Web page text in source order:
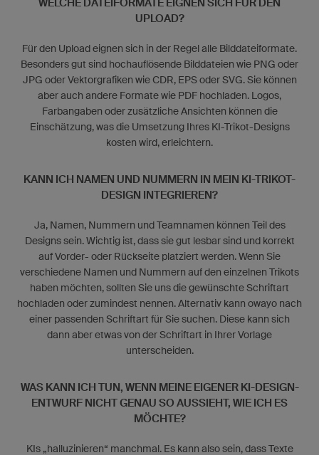
UPLOAD?
Für den Upload eignen sich in der Regel alle Bilddateiformate.
Besonders gut sind hochauflösende Bilddateien wie PNG oder
JPG oder Vektorgrafiken wie CDR, EPS oder SVG. Sie können
aber auch andere Formate wie PDF hochladen. Logos,
Farbangaben oder zusätzliche Ansichten können die
Einschätzung, was die Umsetzung Ihres KI-Trikot-Designs
kosten wird, erleichtern.
KANN ICH NAMEN UND NUMMERN IN MEIN KI-TRIKOT-
DESIGN INTEGRIEREN?
Ja, Namen, Nummern und Teamnamen können Teil des
Designs sein. Wichtig ist, dass sie gut lesbar sind und korrekt
auf Vorder- oder Rückseite platziert werden. Wenn Sie
verschiedene Namen und Nummern auf den einzelnen Trikots
haben möchten, sollten Sie uns die gewünschte Schriftart
hochladen oder zumindest nennen. Alternativ kann owayo nach
einer passenden Schriftart für Sie suchen. Diese kann sich
dann aber etwas von der Schriftart in Ihrer Vorlage
unterscheiden.
WAS KANN ICH TUN, WENN MEINE EIGENER KI-DESIGN-
ENTWURF NICHT GENAU SO AUSSIEHT, WIE ICH ES
MÖCHTE?
KIs „halluzinieren“ manchmal. Es kann also sein, dass Texte